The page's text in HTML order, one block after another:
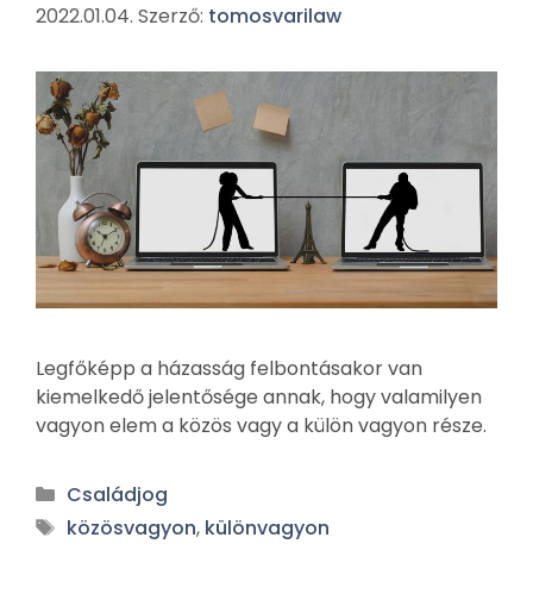
2022.01.04. Szerző: tomosvarilaw
Legfőképp a házasság felbontásakor van
kiemelkedő jelentősége annak, hogy valamilyen
vagyon elem a közös vagy a külön vagyon része.
Családjog
közösvagyon, különvagyon